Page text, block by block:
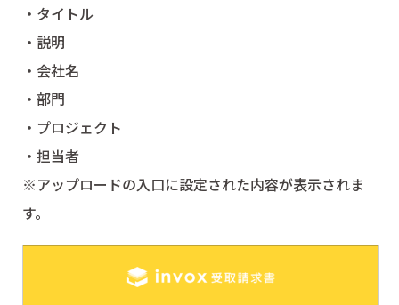
・タイトル
・説明
・会社名
・部門
・プロジェクト
・担当者
※アップロードの入口に設定された内容が表示されま
す。